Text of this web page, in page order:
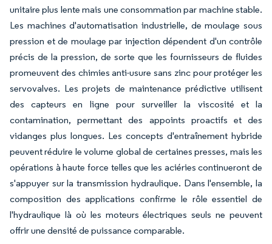
unitaire plus lente mais une consommation par machine stable.
Les machines d'automatisation industrielle, de moulage sous
pression et de moulage par injection dépendent d'un contrôle
précis de la pression, de sorte que les fournisseurs de fluides
promeuvent des chimies anti-usure sans zinc pour protéger les
servovalves. Les projets de maintenance prédictive utilisent
des capteurs en ligne pour surveiller la viscosité et la
contamination, permettant des appoints proactifs et des
vidanges plus longues. Les concepts d'entraînement hybride
peuvent réduire le volume global de certaines presses, mais les
opérations à haute force telles que les aciéries continueront de
s'appuyer sur la transmission hydraulique. Dans l'ensemble, la
composition des applications confirme le rôle essentiel de
l'hydraulique là où les moteurs électriques seuls ne peuvent
offrir une densité de puissance comparable.